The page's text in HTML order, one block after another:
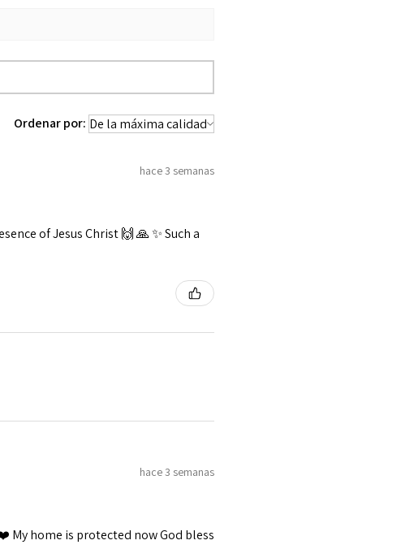
Ordenar por:
hace 3 semanas
of Jesus Christ 🙌 🙏 ✨️ Such a
hace 3 semanas
My home is protected now God bless